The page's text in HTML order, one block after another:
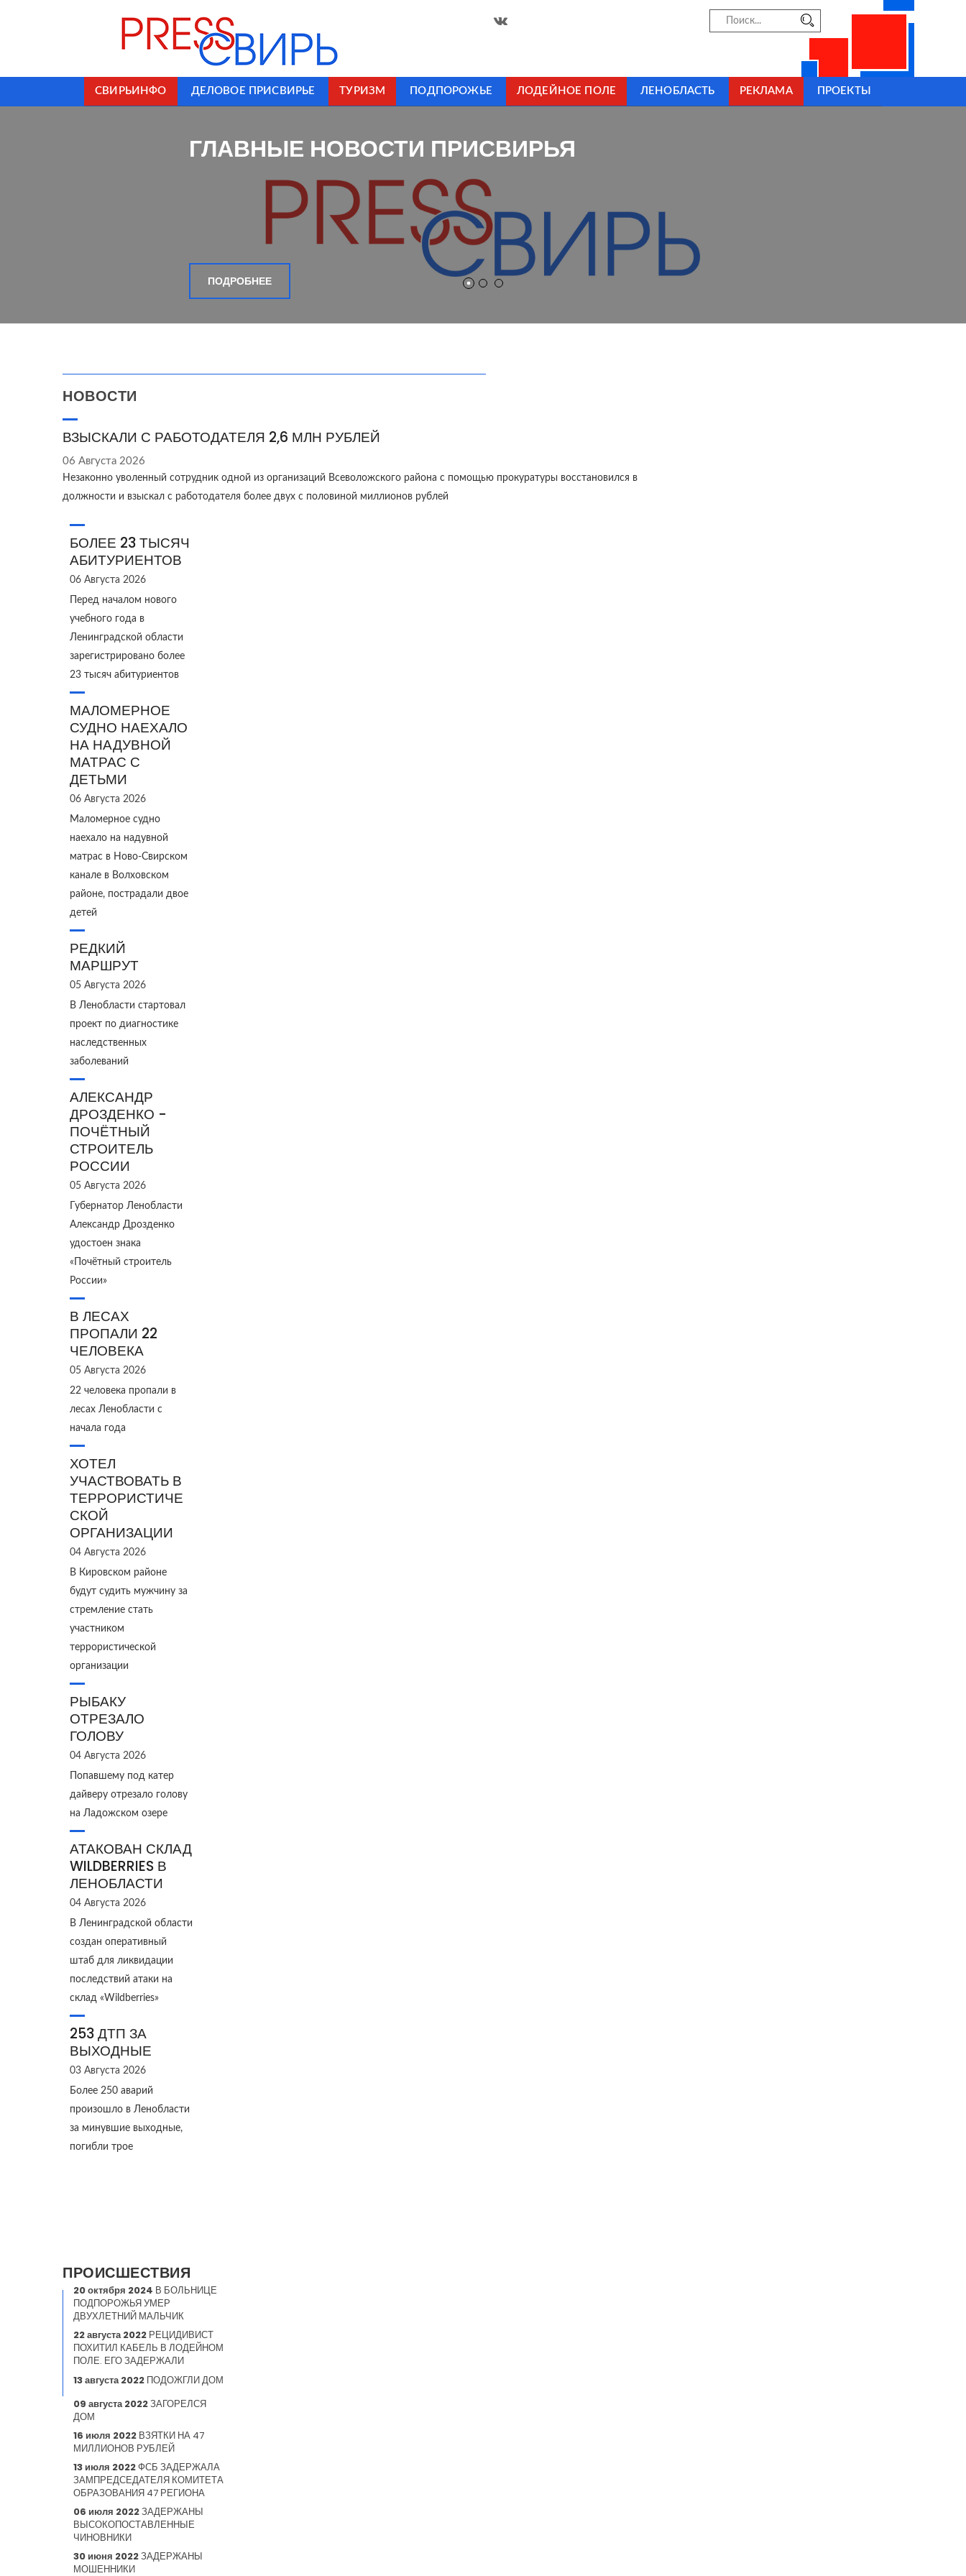
СВИРЬИНФО ДЕЛОВОЕ ПРИСВИРЬЕ ТУРИЗМ ПОДПОРОЖЬЕ ЛОДЕЙНОЕ ПОЛЕ ЛЕНОБЛАСТЬ РЕКЛАМА ПРОЕКТЫ
ГЛАВНЫЕ НОВОСТИ ПРИСВИРЬЯ
НОВОСТИ
ВЗЫСКАЛИ С РАБОТОДАТЕЛЯ 2,6 МЛН РУБЛЕЙ
06 Августа 2026
Незаконно уволенный сотрудник одной из организаций Всеволожского района с помощью прокуратуры восстановился в
должности и взыскал с работодателя более двух с половиной миллионов рублей
БОЛЕЕ 23 ТЫСЯЧ
АБИТУРИЕНТОВ
06 Августа 2026
Перед началом нового
учебного года в
Ленинградской области
зарегистрировано более
23 тысяч абитуриентов
МАЛОМЕРНОЕ
СУДНО НАЕХАЛО
НА НАДУВНОЙ
МАТРАС С
ДЕТЬМИ
06 Августа 2026
Маломерное судно
наехало на надувной
матрас в Ново‑Свирском
канале в Волховском
районе, пострадали двое
детей
РЕДКИЙ
МАРШРУТ
05 Августа 2026
В Ленобласти стартовал
проект по диагностике
наследственных
заболеваний
АЛЕКСАНДР
ДРОЗДЕНКО -
ПОЧЁТНЫЙ
СТРОИТЕЛЬ
РОССИИ
05 Августа 2026
Губернатор Ленобласти
Александр Дрозденко
удостоен знака
«Почётный строитель
России»
В ЛЕСАХ
ПРОПАЛИ 22
ЧЕЛОВЕКА
05 Августа 2026
22 человека пропали в
лесах Ленобласти с
начала года
ХОТЕЛ
УЧАСТВОВАТЬ В
ТЕРРОРИСТИЧЕ
СКОЙ
ОРГАНИЗАЦИИ
04 Августа 2026
В Кировском районе
будут судить мужчину за
стремление стать
участником
террористической
организации
РЫБАКУ
ОТРЕЗАЛО
ГОЛОВУ
04 Августа 2026
Попавшему под катер
дайверу отрезало голову
на Ладожском озере
АТАКОВАН СКЛАД
WILDBERRIES В
ЛЕНОБЛАСТИ
04 Августа 2026
В Ленинградской области
создан оперативный
штаб для ликвидации
последствий атаки на
склад «Wildberries»
253 ДТП ЗА
ВЫХОДНЫЕ
03 Августа 2026
Более 250 аварий
произошло в Ленобласти
за минувшие выходные,
погибли трое
ПРОИСШЕСТВИЯ
20 октября 2024 В БОЛЬНИЦЕ
ПОДПОРОЖЬЯ УМЕР
ДВУХЛЕТНИЙ МАЛЬЧИК
22 августа 2022 РЕЦИДИВИСТ
ПОХИТИЛ КАБЕЛЬ В ЛОДЕЙНОМ
ПОЛЕ. ЕГО ЗАДЕРЖАЛИ
13 августа 2022 ПОДОЖГЛИ ДОМ
09 августа 2022ЗАГОРЕЛСЯ
ДОМ
16 июля 2022 ВЗЯТКИ НА 47
МИЛЛИОНОВ РУБЛЕЙ
13 июля 2022ФСБ ЗАДЕРЖАЛА
ЗАМПРЕДСЕДАТЕЛЯ КОМИТЕТА
ОБРАЗОВАНИЯ 47 РЕГИОНА
06 июля 2022ЗАДЕРЖАНЫ
ВЫСОКОПОСТАВЛЕННЫЕ
ЧИНОВНИКИ
30 июня 2022ЗАДЕРЖАНЫ
МОШЕННИКИ